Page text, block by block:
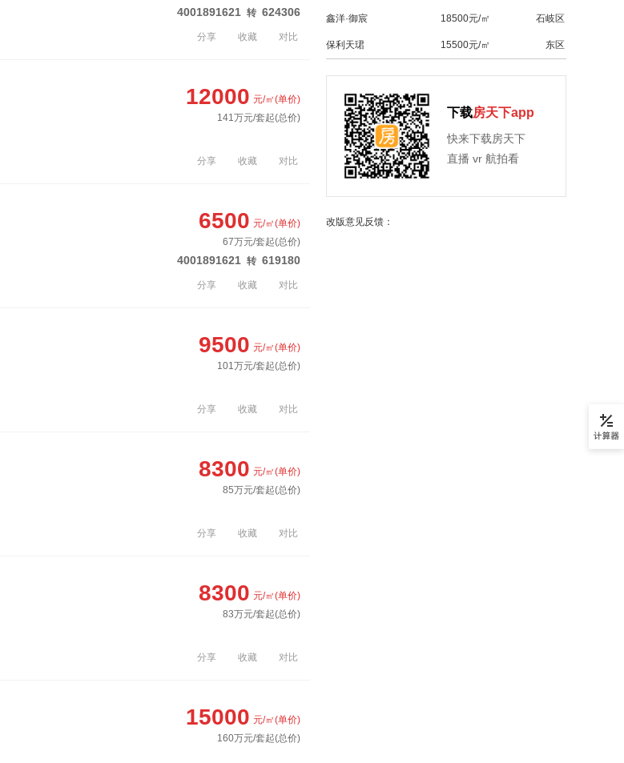
4001891621 转 624306
分享 收藏 对比
12000 元/㎡(单价)
141万元/套起(总价)
分享 收藏 对比
4001891621 转 619180
6500 元/㎡(单价)
67万元/套起(总价)
分享 收藏 对比
9500 元/㎡(单价)
101万元/套起(总价)
分享 收藏 对比
8300 元/㎡(单价)
85万元/套起(总价)
分享 收藏 对比
8300 元/㎡(单价)
83万元/套起(总价)
分享 收藏 对比
15000 元/㎡(单价)
160万元/套起(总价)
鑫洋·御宸 18500元/㎡ 石岐区
保利天珺 15500元/㎡ 东区
下载房天下app
快来下载房天下
直播 vr 航拍看
改版意见反馈：